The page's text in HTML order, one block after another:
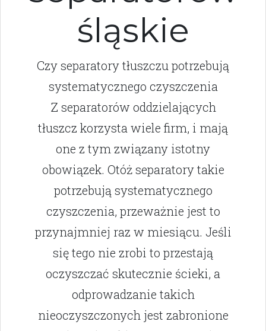
śląskie
Czy separatory tłuszczu potrzebują
systematycznego czyszczenia
Z separatorów oddzielających
tłuszcz korzysta wiele firm, i mają
one z tym związany istotny
obowiązek. Otóż separatory takie
potrzebują systematycznego
czyszczenia, przeważnie jest to
przynajmniej raz w miesiącu. Jeśli
się tego nie zrobi to przestają
oczyszczać skutecznie ścieki, a
odprowadzanie takich
nieoczyszczonych jest zabronione